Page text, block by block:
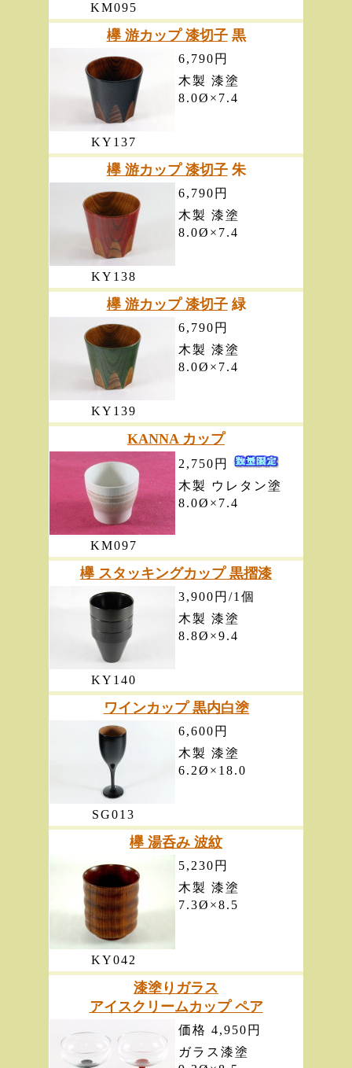
KM095
欅 游カップ 漆切子黒
KY137
6,790円
木製 漆塗
8.0Ø×7.4
欅 游カップ 漆切子朱
KY138
6,790円
木製 漆塗
8.0Ø×7.4
欅 游カップ 漆切子緑
KY139
6,790円
木製 漆塗
8.0Ø×7.4
KANNA カップ
KM097
2,750円
木製 ウレタン塗
8.0Ø×7.4
欅 スタッキングカップ 黒摺漆
KY140
3,900円/1個
木製 漆塗
8.8Ø×9.4
ワインカップ 黒内白塗
SG013
6,600円
木製 漆塗
6.2Ø×18.0
欅 湯呑み 波紋
KY042
5,230円
木製 漆塗
7.3Ø×8.5
漆塗りガラス
アイスクリームカップ ペア
価格 4,950円
ガラス漆塗